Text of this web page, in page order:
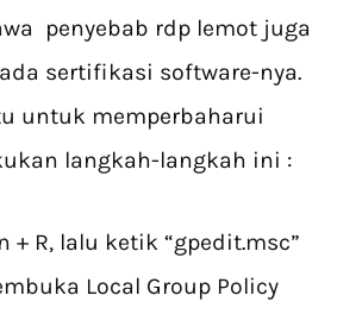
penyebab rdp lemot juga
sertifikasi software-nya.
untuk memperbaharui
langkah-langkah ini :
+ R, lalu ketik “gpedit.msc”
Local Group Policy